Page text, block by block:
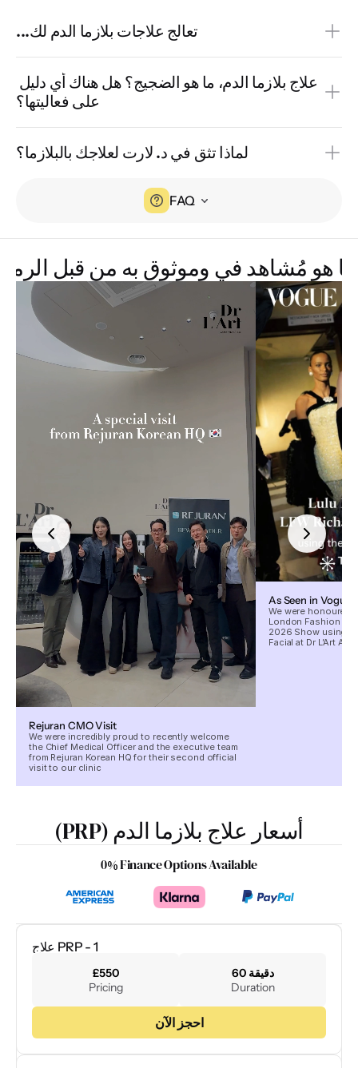
تعالج علاجات بلازما الدم لك...
على فعاليتها؟
لماذا تثق في د. لارت لعلاجك بالبلازما؟
FAQ
هو مُشاهد في وموثوق به من قبل
Rejuran CMO Visit
We were incredibly proud to recently welcome
the Chief Medical Officer and the executive team
from Rejuran Korean HQ for their second official
visit to our clinic
As Seen in Vogue
We were honoured
London Fashion
2026 Show using
Facial at Dr L’Art
أسعار علاج بلازما الدم (PRP)
0% Finance Options Available
علاج PRP - 1
£550
Pricing
60 دقيقة
Duration
احجز الآن